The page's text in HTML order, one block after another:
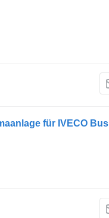
für IVECO Bus